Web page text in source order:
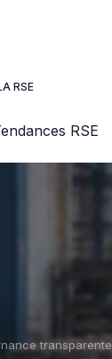
RSE
RSE
transparente